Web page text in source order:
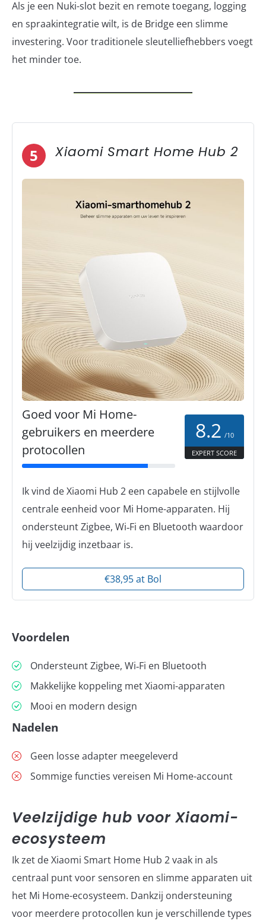
Als je een Nuki-slot bezit en remote toegang, logging
en spraakintegratie wilt, is de Bridge een slimme
investering. Voor traditionele sleutelliefhebbers voegt
het minder toe.
5 Xiaomi Smart Home Hub 2
Goed voor Mi Home-
gebruikers en meerdere
protocollen
8.2 /10
EXPERT SCORE
Ik vind de Xiaomi Hub 2 een capabele en stijlvolle
centrale eenheid voor Mi Home-apparaten. Hij
ondersteunt Zigbee, Wi‑Fi en Bluetooth waardoor
hij veelzijdig inzetbaar is.
€38,95 at Bol
Voordelen
Ondersteunt Zigbee, Wi‑Fi en Bluetooth
Makkelijke koppeling met Xiaomi-apparaten
Mooi en modern design
Nadelen
Geen losse adapter meegeleverd
Sommige functies vereisen Mi Home-account
Veelzijdige hub voor Xiaomi-
ecosysteem
Ik zet de Xiaomi Smart Home Hub 2 vaak in als
centraal punt voor sensoren en slimme apparaten uit
het Mi Home-ecosysteem. Dankzij ondersteuning
voor meerdere protocollen kun je verschillende types